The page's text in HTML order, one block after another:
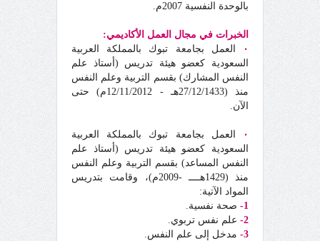
بالوحدة النفسية 2007م.
الخبرات في مجال العمل الأكاديمي:
٠
العمل بجامعة تبوك بالمملكة العربية
السعودية كعضو هيئة تدريس (أستاذ علم
النفس المشارك) بقسم التربية وعلم النفس
منذ (27/12/1433هـ - 12/11/2012م) حتى
الآن.
٠
العمل بجامعة تبوك بالمملكة العربية
السعودية كعضو هيئة تدريس (أستاذ علم
النفس المساعد) بقسم التربية وعلم النفس
منذ (1429هــــ -2009م)، وقامت بتدريس
المواد الآتية:
1-
صحة نفسية.
2-
علم نفس تربوي.
3-
مدخل إلى علم النفس.